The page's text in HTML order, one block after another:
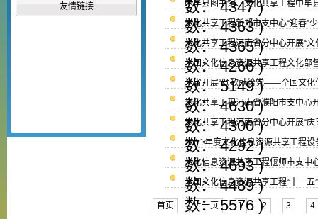
友情链接
数： 4347 )
中牟县图书馆、文化共享工程中牟
数： 4363 )
文化共享工程新郑市支中心“迎春”
数： 4365 )
文化共享工程河南省分中心开展“
数： 4266 )
全国文化信息资源共享工程文化部
数： 5149 )
全省开展“颂歌献给党——全国文化
数： 4630 )
文化共享工程河南省濮阳市支中心
数： 4300 )
文化共享工程河南省分中心开展“
数： 4292 )
2011年度文化信息资源共享工程
数： 4693 )
文化信息资源共享工程偃师市支中
数： 4489 )
全国文化信息资源共享工程“十一五
数： 5576 )
首页 上一页 1 2 3 4